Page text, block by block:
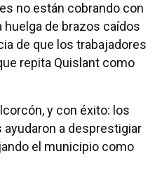
no están cobrando con
huelga de brazos caídos
de que los trabajadores
repita Quislant como
y con éxito: los
a desprestigiar
el municipio como